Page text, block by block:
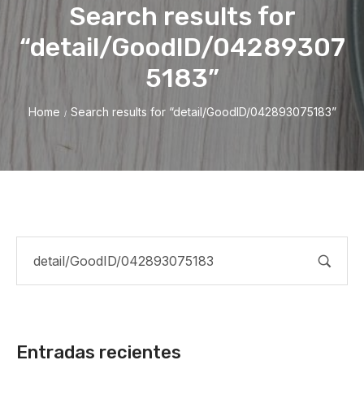
Search results for
“detail/GoodID/04289307
5183”
Home / Search results for “detail/GoodID/042893075183”
Entradas recientes